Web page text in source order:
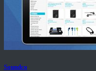
Soundco